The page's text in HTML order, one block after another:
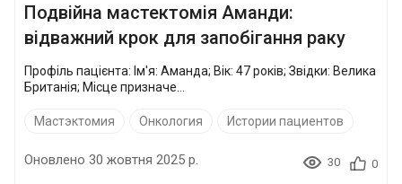
Подвійна мастектомія Аманди:
відважний крок для запобігання раку
Профіль пацієнта: Ім'я: Аманда; Вік: 47 років; Звідки: Велика
Британія; Місце призначе...
Мастэктомия Онкология Истории пациентов
Оновлено 30 жовтня 2025 р. 30 0